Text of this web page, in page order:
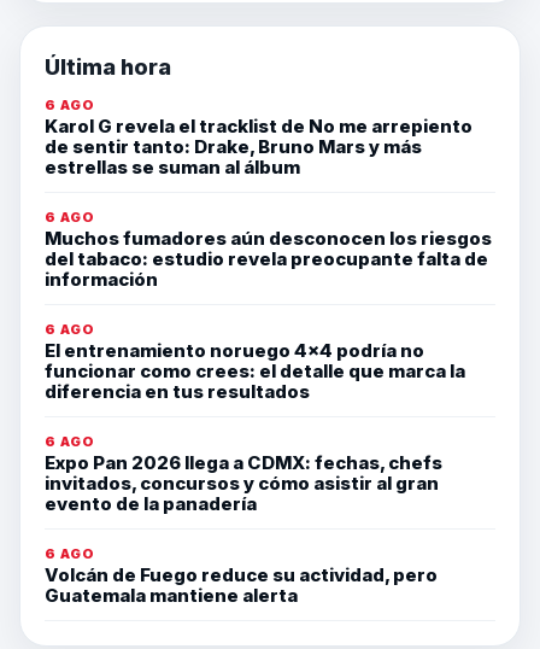
Última hora
6 AGO
Karol G revela el tracklist de No me arrepiento
de sentir tanto: Drake, Bruno Mars y más
estrellas se suman al álbum
6 AGO
Muchos fumadores aún desconocen los riesgos
del tabaco: estudio revela preocupante falta de
información
6 AGO
El entrenamiento noruego 4×4 podría no
funcionar como crees: el detalle que marca la
diferencia en tus resultados
6 AGO
Expo Pan 2026 llega a CDMX: fechas, chefs
invitados, concursos y cómo asistir al gran
evento de la panadería
6 AGO
Volcán de Fuego reduce su actividad, pero
Guatemala mantiene alerta